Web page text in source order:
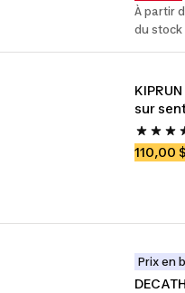
À partir
du stock
sur
110,00 $
Prix en